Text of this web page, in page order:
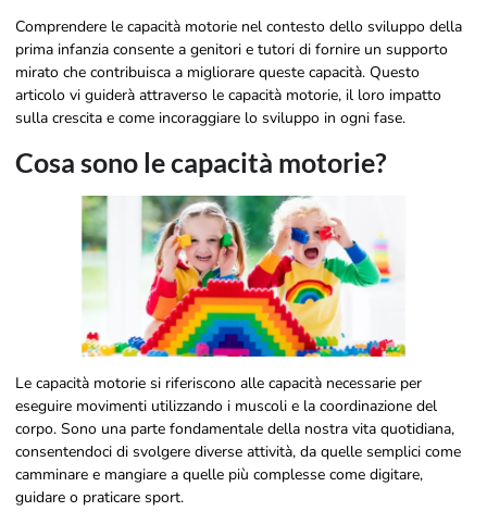
Comprendere le capacità motorie nel contesto dello sviluppo della
prima infanzia consente a genitori e tutori di fornire un supporto
mirato che contribuisca a migliorare queste capacità. Questo
articolo vi guiderà attraverso le capacità motorie, il loro impatto
sulla crescita e come incoraggiare lo sviluppo in ogni fase.
Cosa sono le capacità motorie?
Le capacità motorie si riferiscono alle capacità necessarie per
eseguire movimenti utilizzando i muscoli e la coordinazione del
corpo. Sono una parte fondamentale della nostra vita quotidiana,
consentendoci di svolgere diverse attività, da quelle semplici come
camminare e mangiare a quelle più complesse come digitare,
guidare o praticare sport.